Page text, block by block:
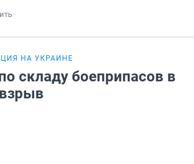
НА УКРАИНЕ
складу боеприпасов в